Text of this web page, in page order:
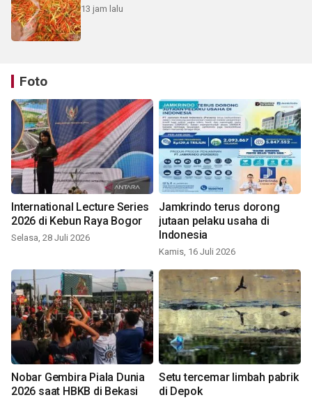
13 jam lalu
Foto
International Lecture Series
2026 di Kebun Raya Bogor
Selasa, 28 Juli 2026
Jamkrindo terus dorong
jutaan pelaku usaha di
Indonesia
Kamis, 16 Juli 2026
Nobar Gembira Piala Dunia
2026 saat HBKB di Bekasi
Setu tercemar limbah pabrik
di Depok